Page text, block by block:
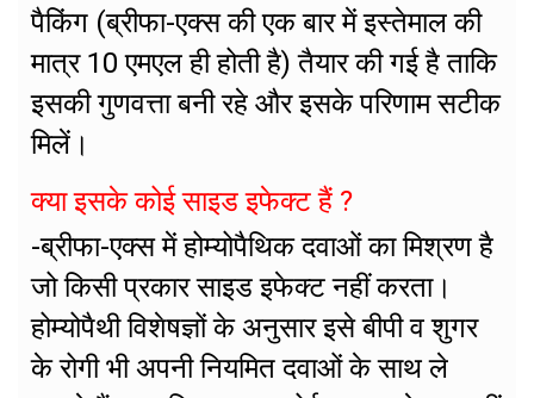
पैकिंग (ब्रीफा-एक्स की एक बार में इस्तेमाल की
मात्र 10 एमएल ही होती है) तैयार की गई है ताकि
इसकी गुणवत्ता बनी रहे और इसके परिणाम सटीक
मिलें।
क्या इसके कोई साइड इफेक्ट हैं ?
-ब्रीफा-एक्स में होम्योपैथिक दवाओं का मिश्रण है
जो किसी प्रकार साइड इफेक्ट नहीं करता।
होम्योपैथी विशेषज्ञों के अनुसार इसे बीपी व शुगर
के रोगी भी अपनी नियमित दवाओं के साथ ले